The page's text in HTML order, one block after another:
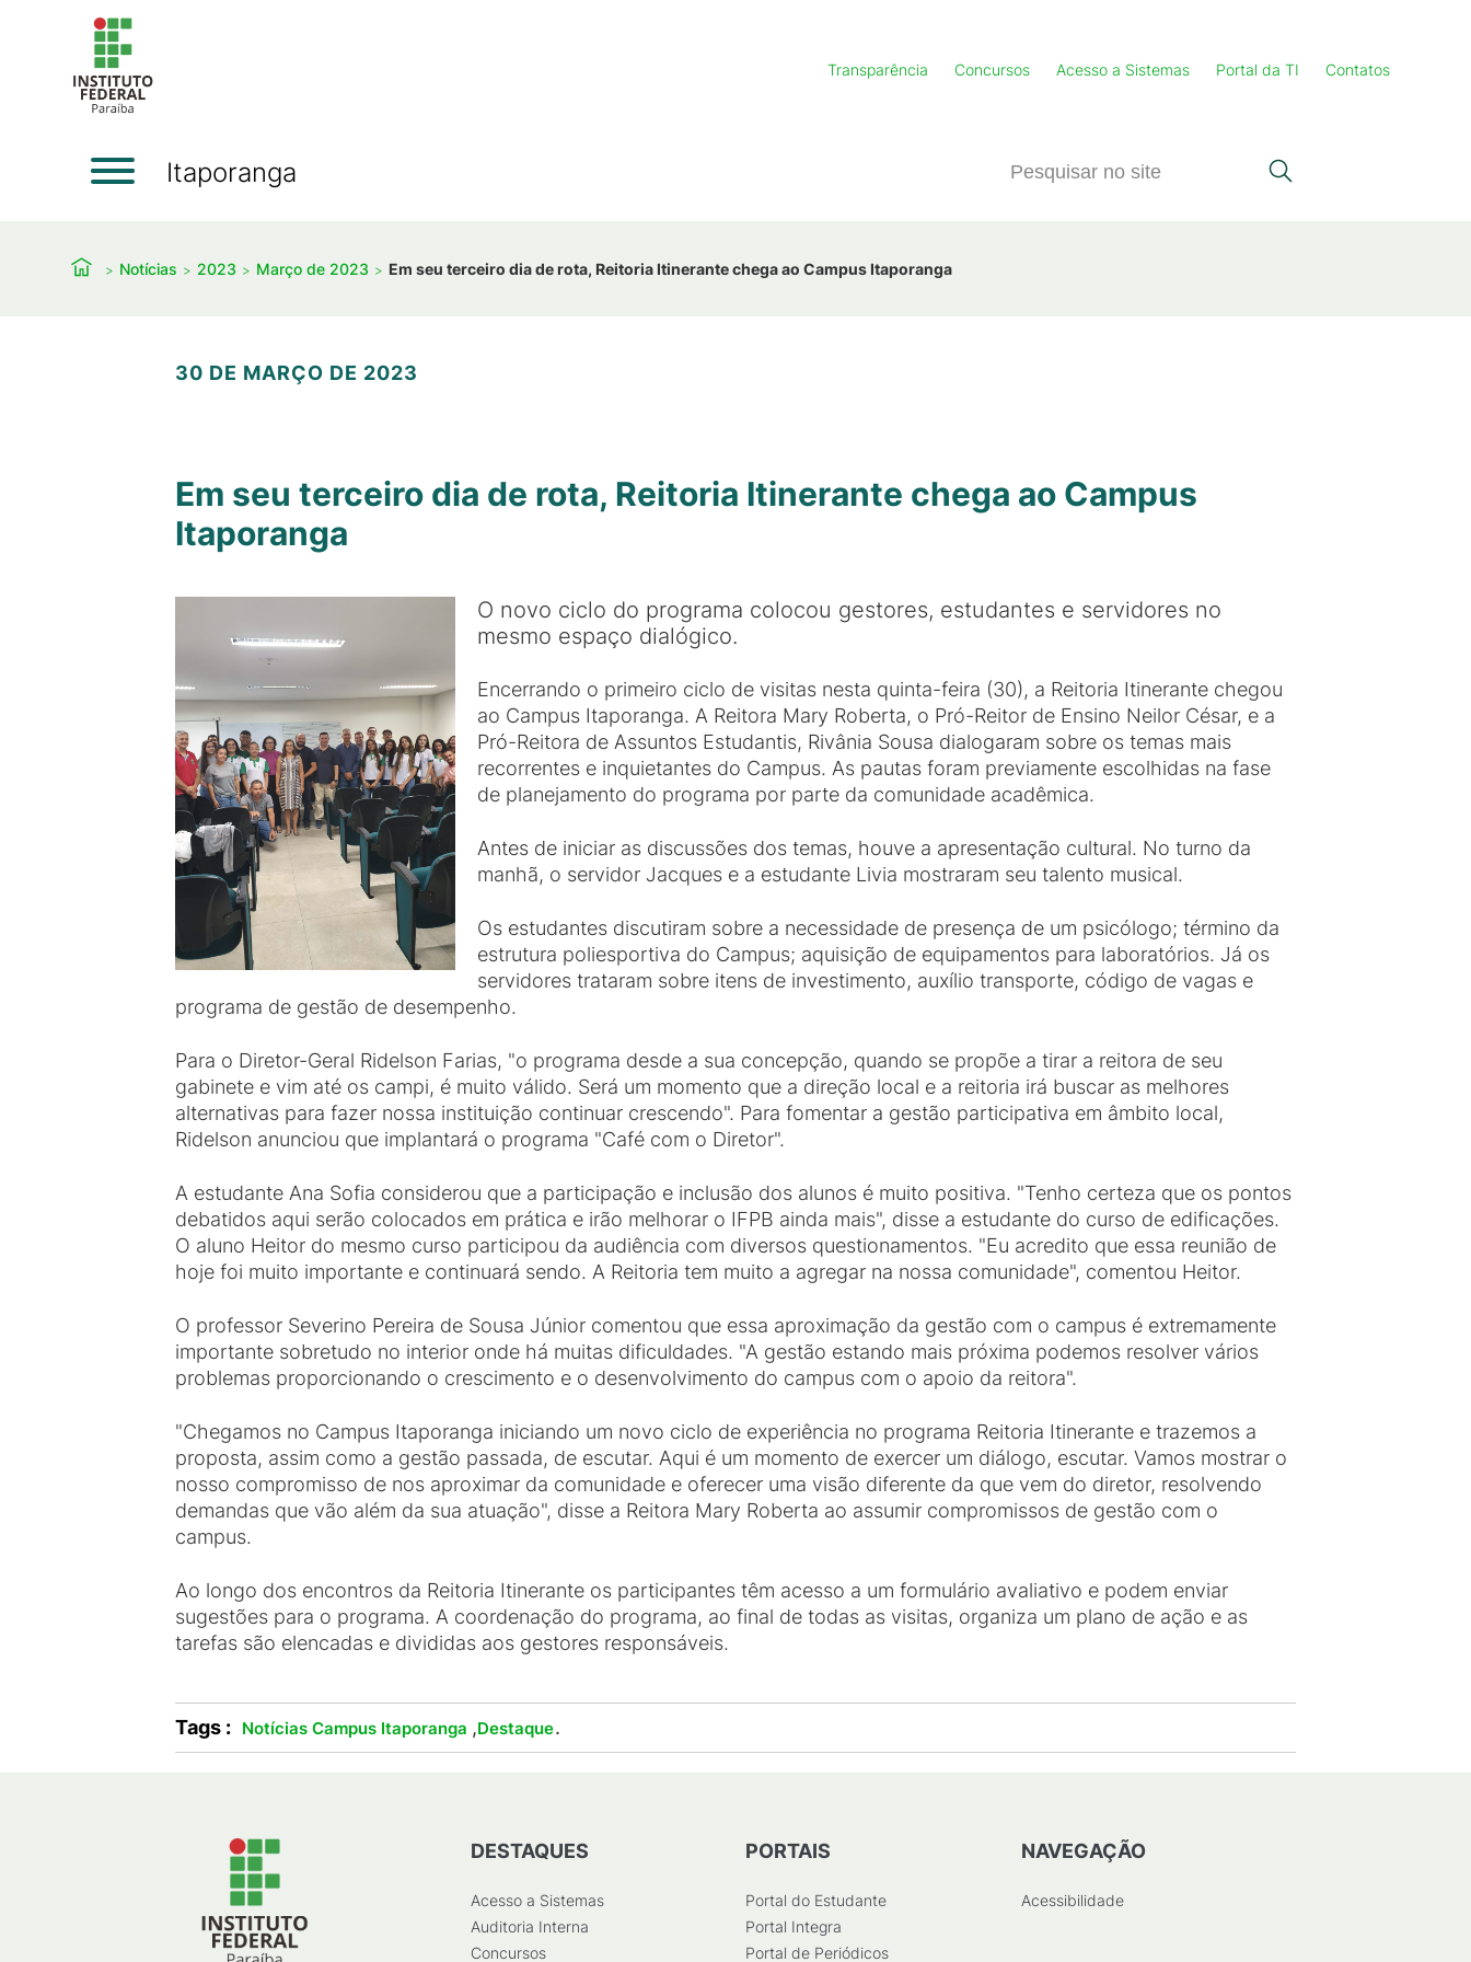
Transparência Concursos Acesso a Sistemas Portal da TI Contatos
Itaporanga
Notícias 2023 Março de 2023 Em seu terceiro dia de rota, Reitoria Itinerante chega ao Campus Itaporanga
30 DE MARÇO DE 2023
Em seu terceiro dia de rota, Reitoria Itinerante chega ao Campus
Itaporanga
O novo ciclo do programa colocou gestores, estudantes e servidores no
mesmo espaço dialógico.
Encerrando o primeiro ciclo de visitas nesta quinta-feira (30), a Reitoria Itinerante chegou
ao Campus Itaporanga. A Reitora Mary Roberta, o Pró-Reitor de Ensino Neilor César, e a
Pró-Reitora de Assuntos Estudantis, Rivânia Sousa dialogaram sobre os temas mais
recorrentes e inquietantes do Campus. As pautas foram previamente escolhidas na fase
de planejamento do programa por parte da comunidade acadêmica.
Antes de iniciar as discussões dos temas, houve a apresentação cultural. No turno da
manhã, o servidor Jacques e a estudante Livia mostraram seu talento musical.
Os estudantes discutiram sobre a necessidade de presença de um psicólogo; término da
estrutura poliesportiva do Campus; aquisição de equipamentos para laboratórios. Já os
servidores trataram sobre itens de investimento, auxílio transporte, código de vagas e
programa de gestão de desempenho.
Para o Diretor-Geral Ridelson Farias, "o programa desde a sua concepção, quando se propõe a tirar a reitora de seu
gabinete e vim até os campi, é muito válido. Será um momento que a direção local e a reitoria irá buscar as melhores
alternativas para fazer nossa instituição continuar crescendo". Para fomentar a gestão participativa em âmbito local,
Ridelson anunciou que implantará o programa "Café com o Diretor".
A estudante Ana Sofia considerou que a participação e inclusão dos alunos é muito positiva. "Tenho certeza que os pontos
debatidos aqui serão colocados em prática e irão melhorar o IFPB ainda mais", disse a estudante do curso de edificações.
O aluno Heitor do mesmo curso participou da audiência com diversos questionamentos. "Eu acredito que essa reunião de
hoje foi muito importante e continuará sendo. A Reitoria tem muito a agregar na nossa comunidade", comentou Heitor.
O professor Severino Pereira de Sousa Júnior comentou que essa aproximação da gestão com o campus é extremamente
importante sobretudo no interior onde há muitas dificuldades. "A gestão estando mais próxima podemos resolver vários
problemas proporcionando o crescimento e o desenvolvimento do campus com o apoio da reitora".
"Chegamos no Campus Itaporanga iniciando um novo ciclo de experiência no programa Reitoria Itinerante e trazemos a
proposta, assim como a gestão passada, de escutar. Aqui é um momento de exercer um diálogo, escutar. Vamos mostrar o
nosso compromisso de nos aproximar da comunidade e oferecer uma visão diferente da que vem do diretor, resolvendo
demandas que vão além da sua atuação", disse a Reitora Mary Roberta ao assumir compromissos de gestão com o
campus.
Ao longo dos encontros da Reitoria Itinerante os participantes têm acesso a um formulário avaliativo e podem enviar
sugestões para o programa. A coordenação do programa, ao final de todas as visitas, organiza um plano de ação e as
tarefas são elencadas e divididas aos gestores responsáveis.
Tags : Notícias Campus Itaporanga ,Destaque.
DESTAQUES
Acesso a Sistemas
Auditoria Interna
Concursos
PORTAIS
Portal do Estudante
Portal Integra
Portal de Periódicos
NAVEGAÇÃO
Acessibilidade